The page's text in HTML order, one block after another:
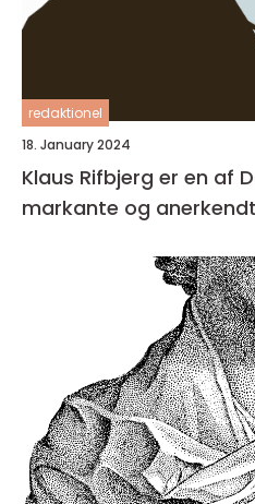
redaktionel
18. January 2024
Klaus Rifbjerg er en af
markante og